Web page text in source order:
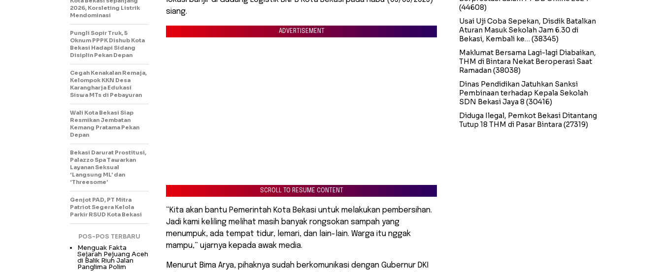
siang.
ADVERTISEMENT
SCROLL TO RESUME CONTENT
“Kita akan bantu Pemerintah Kota Bekasi untuk melakukan pembersihan.
Jadi kami keliling melihat masih banyak rongsokan sampah yang
menumpuk, ada tempat tidur, lemari, dan lain-lain. Warga itu nggak
mampu,” ujarnya kepada awak media.
Menurut Bima Arya, pihaknya sudah berkomunikasi dengan Gubernur DKI
2026, Korsleting Listrik
Mendominasi
Pungli Sopir Truk, 5
Oknum PPPK Dishub Kota
Bekasi Hadapi Sidang
Disiplin Pekan Depan
Cegah Kenakalan Remaja,
Kelompok KKN Desa
Karangharja Edukasi
Siswa MTs di Pebayuran
Wali Kota Bekasi Siap
Resmikan Jembatan
Kemang Pratama Pekan
Depan
Bekasi Darurat Prostitusi,
Palazzo Spa Tawarkan
Layanan Seksual
‘Langsung ML’ dan
‘Threesome’
Genjot PAD, PT Mitra
Patriot Segera Kelola
Parkir RSUD Kota Bekasi
POS-POS TERBARU
Menguak Fakta
Sejarah Pejuang Aceh
di Balik Riuh Jalan
Panglima Polim
(44608)
Usai Uji Coba Sepekan, Disdik Batalkan
Aturan Masuk Sekolah Jam 6.30 di
Bekasi, Kembali ke… (38345)
Maklumat Bersama Lagi-lagi Diabaikan,
THM di Bintara Nekat Beroperasi Saat
Ramadan (38038)
Dinas Pendidikan Jatuhkan Sanksi
Pembinaan terhadap Kepala Sekolah
SDN Bekasi Jaya 8 (30416)
Diduga Ilegal, Pemkot Bekasi Ditantang
Tutup 18 THM di Pasar Bintara (27319)